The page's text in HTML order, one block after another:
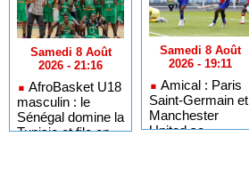
Samedi 8 Août
2026 - 21:16
AfroBasket U18
masculin : le
Sénégal domine la
Tunisie et file en
Samedi 8 Août
2026 - 19:11
Amical : Paris
Saint-Germain et
Manchester
United se